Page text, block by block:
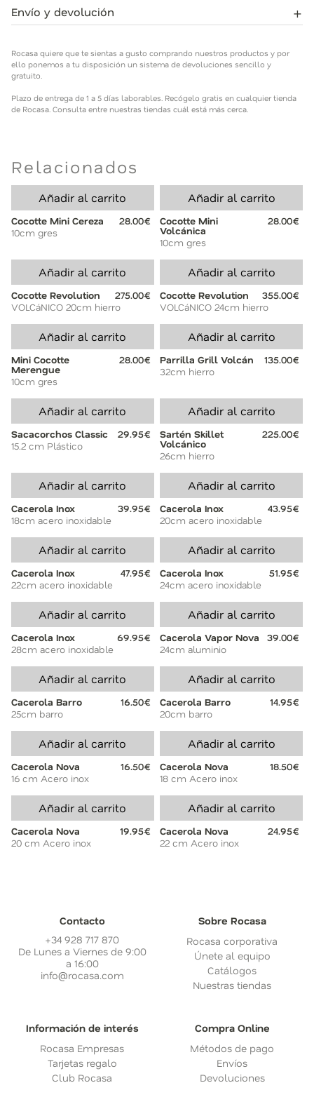
Envío y devolución +
productos y por ello ponemos a tu disposición un sistema de
devoluciones sencillo y gratuito.
cualquier tienda de Rocasa. Consulta entre nuestras tiendas
Rocasa quiere que te sientas a gusto comprando nuestros productos y por
ello ponemos a tu disposición un sistema de devoluciones sencillo y
gratuito.
Plazo de entrega de 1 a 5 días laborables. Recógelo gratis en cualquier tienda
de Rocasa. Consulta entre nuestras tiendas cuál está más cerca.
Relacionados
Añadir al carrito
Cocotte Mini Cereza
28.00€
10cm gres
Añadir al carrito
Cocotte Mini
Volcánica
28.00€
10cm gres
Añadir al carrito
Cocotte Revolution
275.00€
VOLCáNICO 20cm hierro
Añadir al carrito
Cocotte Revolution
355.00€
VOLCáNICO 24cm hierro
Añadir al carrito
Mini Cocotte
Merengue
28.00€
10cm gres
Añadir al carrito
Parrilla Grill Volcán
135.00€
32cm hierro
Añadir al carrito
Sacacorchos Classic
29.95€
15.2 cm Plástico
Añadir al carrito
Sartén Skillet
Volcánico
225.00€
26cm hierro
Añadir al carrito
Cacerola Inox
39.95€
18cm acero inoxidable
Añadir al carrito
Cacerola Inox
43.95€
20cm acero inoxidable
Añadir al carrito
Cacerola Inox
47.95€
22cm acero inoxidable
Añadir al carrito
Cacerola Inox
51.95€
24cm acero inoxidable
Añadir al carrito
Cacerola Inox
69.95€
28cm acero inoxidable
Añadir al carrito
Cacerola Vapor Nova
39.00€
24cm aluminio
Añadir al carrito
Cacerola Barro
16.50€
25cm barro
Añadir al carrito
Cacerola Barro
14.95€
20cm barro
Añadir al carrito
Cacerola Nova
16.50€
16 cm Acero inox
Añadir al carrito
Cacerola Nova
18.50€
18 cm Acero inox
Añadir al carrito
Cacerola Nova
19.95€
20 cm Acero inox
Añadir al carrito
Cacerola Nova
24.95€
22 cm Acero inox
Contacto
+34 928 717 870
De Lunes a Viernes de 9:00
a 16:00
info@rocasa.com
Sobre Rocasa
Rocasa corporativa
Únete al equipo
Catálogos
Nuestras tiendas
Información de interés
Rocasa Empresas
Tarjetas regalo
Club Rocasa
Compra Online
Métodos de pago
Envíos
Devoluciones